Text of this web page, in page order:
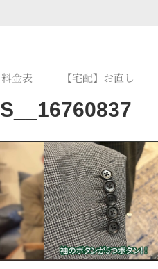
料金表 【宅配】お直し
S__16760837